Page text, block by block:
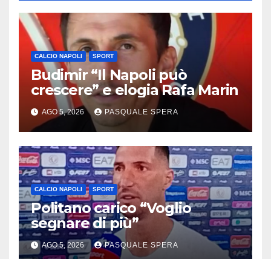
CALCIO NAPOLI SPORT
Budimir “Il Napoli può
crescere” e elogia Rafa Marin
AGO 5, 2026 PASQUALE SPERA
CALCIO NAPOLI SPORT
Politano carico “Voglio
segnare di più”
AGO 5, 2026 PASQUALE SPERA